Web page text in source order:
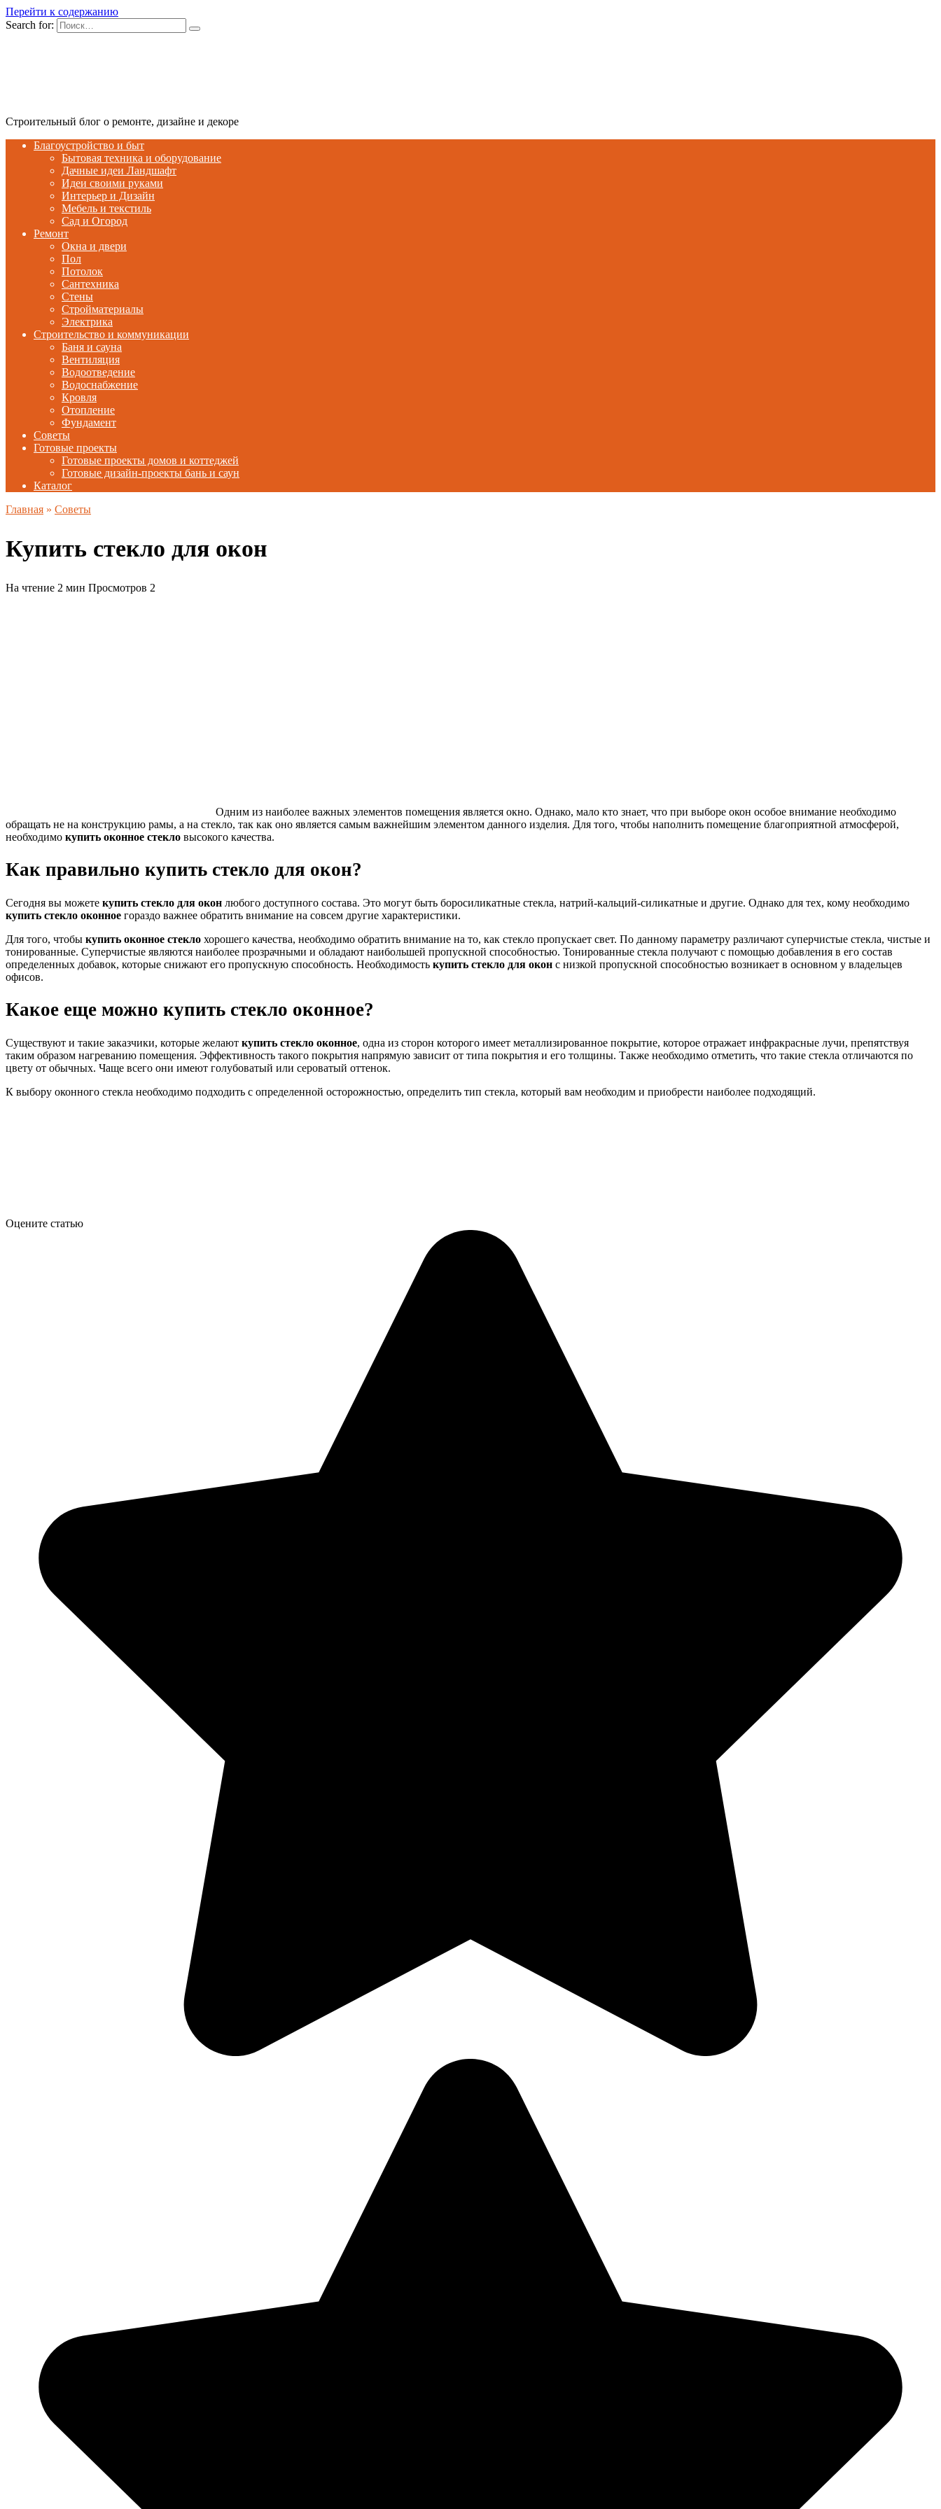
Перейти к содержанию
Search for:
Строительный блог о ремонте, дизайне и декоре
Благоустройство и быт
Бытовая техника и оборудование
Дачные идеи Ландшафт
Идеи своими руками
Интерьер и Дизайн
Мебель и текстиль
Сад и Огород
Ремонт
Окна и двери
Пол
Потолок
Сантехника
Стены
Стройматериалы
Электрика
Строительство и коммуникации
Баня и сауна
Вентиляция
Водоотведение
Водоснабжение
Кровля
Отопление
Фундамент
Советы
Готовые проекты
Готовые проекты домов и коттеджей
Готовые дизайн-проекты бань и саун
Каталог
Главная » Советы
Купить стекло для окон
На чтение 2 мин Просмотров 2
Одним из наиболее важных элементов помещения является окно. Однако, мало кто знает, что при выборе окон особое внимание необходимо
обращать не на конструкцию рамы, а на стекло, так как оно является самым важнейшим элементом данного изделия. Для того, чтобы наполнить помещение благоприятной атмосферой,
необходимо купить оконное стекло высокого качества.
Как правильно купить стекло для окон?
Сегодня вы можете купить стекло для окон любого доступного состава. Это могут быть боросиликатные стекла, натрий-кальций-силикатные и другие. Однако для тех, кому необходимо
купить стекло оконное гораздо важнее обратить внимание на совсем другие характеристики.
Для того, чтобы купить оконное стекло хорошего качества, необходимо обратить внимание на то, как стекло пропускает свет. По данному параметру различают суперчистые стекла, чистые и
тонированные. Суперчистые являются наиболее прозрачными и обладают наибольшей пропускной способностью. Тонированные стекла получают с помощью добавления в его состав
определенных добавок, которые снижают его пропускную способность. Необходимость купить стекло для окон с низкой пропускной способностью возникает в основном у владельцев
офисов.
Какое еще можно купить стекло оконное?
Существуют и такие заказчики, которые желают купить стекло оконное, одна из сторон которого имеет металлизированное покрытие, которое отражает инфракрасные лучи, препятствуя
таким образом нагреванию помещения. Эффективность такого покрытия напрямую зависит от типа покрытия и его толщины. Также необходимо отметить, что такие стекла отличаются по
цвету от обычных. Чаще всего они имеют голубоватый или сероватый оттенок.
К выбору оконного стекла необходимо подходить с определенной осторожностью, определить тип стекла, который вам необходим и приобрести наиболее подходящий.
Оцените статью